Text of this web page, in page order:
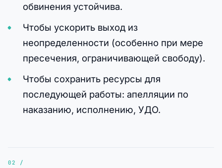
обвинения устойчива.
Чтобы ускорить выход из
неопределенности (особенно при мере
пресечения, ограничивающей свободу).
Чтобы сохранить ресурсы для
последующей работы: апелляции по
наказанию, исполнению, УДО.